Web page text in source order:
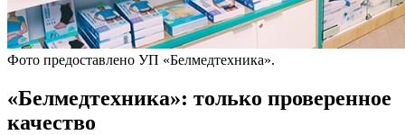
Фото предоставлено УП «Белмедтехника».
«Белмедтехника»: только проверенное
качество